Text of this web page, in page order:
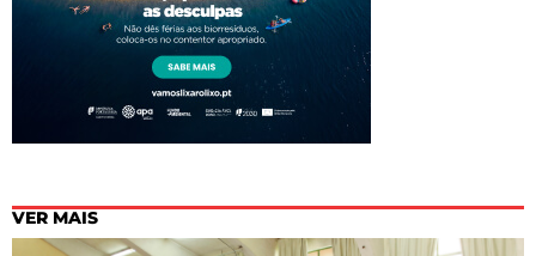
VER MAIS